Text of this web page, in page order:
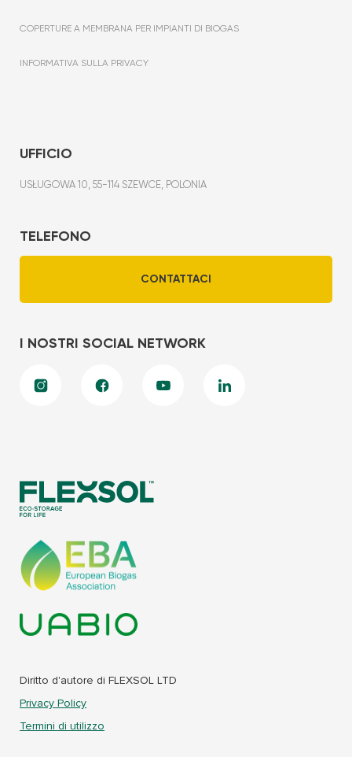
Diritto d'autore di FLEXSOL LTD
Privacy Policy
Termini di utilizzo
COPERTURE A MEMBRANA PER IMPIANTI DI BIOGAS
INFORMATIVA SULLA PRIVACY
UFFICIO
USŁUGOWA 10, 55-114 SZEWCE, POLONIA
TELEFONO
CONTATTACI
I NOSTRI SOCIAL NETWORK